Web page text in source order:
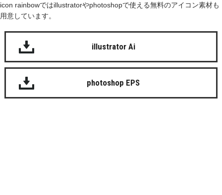
icon rainbowではillustratorやphotoshopで使える無料のアイコン素材も
用意しています。
illustrator Ai
photoshop EPS